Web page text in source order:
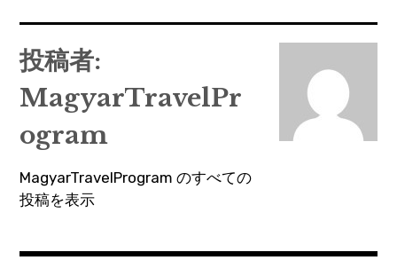
稿
ナ
ビ
ゲ
ー
シ
ョ
ン
投稿者:
MagyarTravelPr
ogram
MagyarTravelProgram のすべての
投稿を表示